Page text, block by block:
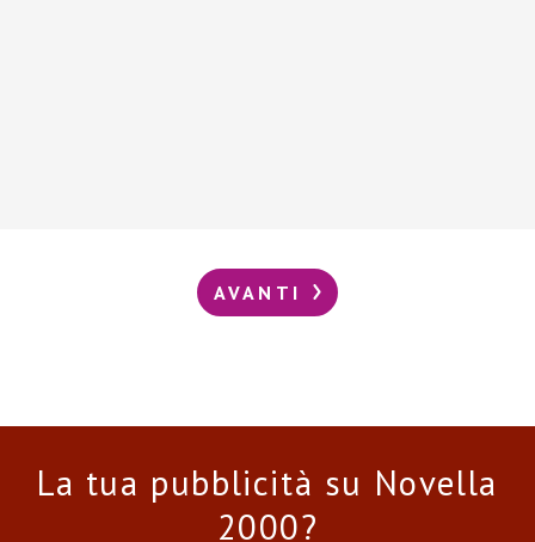
AVANTI
La tua pubblicità su Novella
2000?